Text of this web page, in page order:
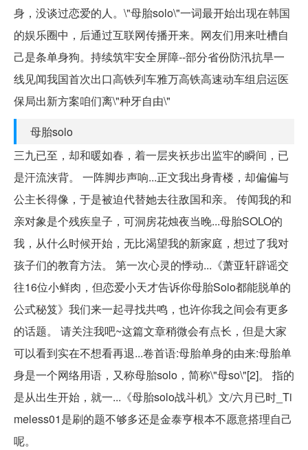
身，没谈过恋爱的人。\"母胎solo\"一词最开始出现在韩国
的娱乐圈中，后通过互联网传播开来。网友们用来吐槽自
己是条单身狗。持续筑牢安全屏障--部分省份防汛抗旱一
线见闻我国首次出口高铁列车雅万高铁高速动车组启运医
保局出新方案咱们离\"种牙自由\"
母胎solo
三九已至，却和暖如春，着一层夹袄步出监牢的瞬间，已
是汗流浃背。 一阵脚步声响...正文我出身青楼，却偏偏与
公主长得像，于是被迫代替她去往敌国和亲。 传闻我的和
亲对象是个残疾皇子，可洞房花烛夜当晚...母胎SOLO的
我，从什么时候开始，无比渴望我的新家庭，想过了我对
孩子们的教育方法。 第一次心灵的悸动...《萧亚轩辟谣交
往16位小鲜肉，但恋爱小天才告诉你母胎Solo都能脱单的
公式秘笈》我们来一起寻找共鸣，也许你我之间会有更多
的话题。 请关注我吧~这篇文章稍微会有点长，但是大家
可以看到实在不想看再退...卷首语:母胎单身的由来:母胎单
身是一个网络用语，又称母胎solo，简称\"母so\"[2]。 指的
是从出生开始，就一...《母胎solo战斗机》文/六月已时_Ti
meless01是刷的题不够多还是金泰亨根本不愿意搭理自己
呢。